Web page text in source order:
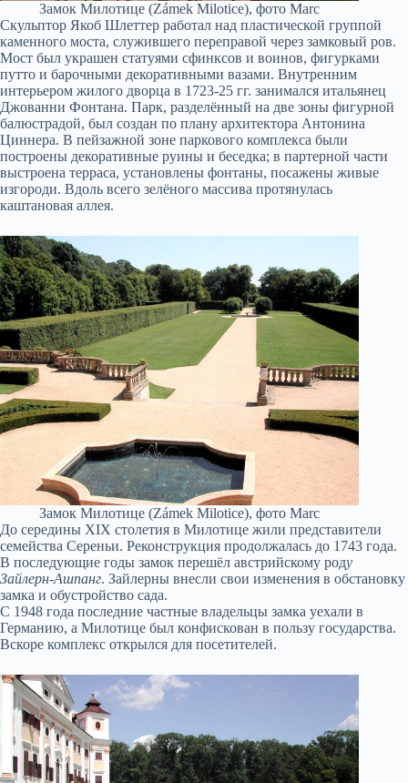
Замок Милотице (Zámek Milotice), фото Marc
Скульптор Якоб Шлеттер работал над пластической группой
каменного моста, служившего переправой через замковый ров.
Мост был украшен статуями сфинксов и воинов, фигурками
путто и барочными декоративными вазами. Внутренним
интерьером жилого дворца в 1723-25 гг. занимался итальянец
Джованни Фонтана. Парк, разделённый на две зоны фигурной
балюстрадой, был создан по плану архитектора Антонина
Циннера. В пейзажной зоне паркового комплекса были
построены декоративные руины и беседка; в партерной части
выстроена терраса, установлены фонтаны, посажены живые
изгороди. Вдоль всего зелёного массива протянулась
каштановая аллея.
Замок Милотице (Zámek Milotice), фото Marc
До середины XIX столетия в Милотице жили представители
семейства Сереньи. Реконструкция продолжалась до 1743 года.
В последующие годы замок перешёл австрийскому роду
Зайлерн-Ашпанг. Зайлерны внесли свои изменения в обстановку
замка и обустройство сада.
С 1948 года последние частные владельцы замка уехали в
Германию, а Милотице был конфискован в пользу государства.
Вскоре комплекс открылся для посетителей.